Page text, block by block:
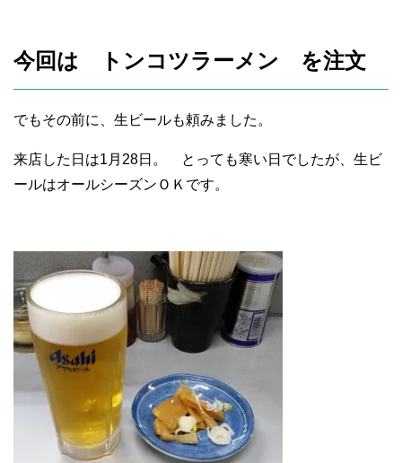
今回は トンコツラーメン を注文
でもその前に、生ビールも頼みました。
来店した日は1月28日。 とっても寒い日でしたが、生ビ
ールはオールシーズンＯＫです。